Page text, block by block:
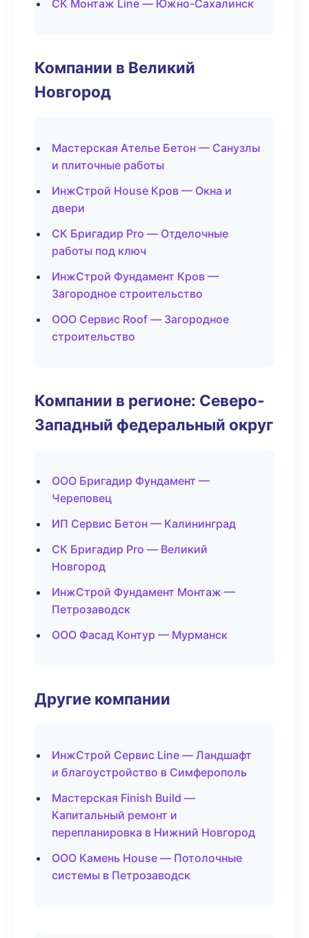
СК Монтаж Line — Южно-Сахалинск
Компании в Великий
Новгород
Мастерская Ателье Бетон — Санузлы
и плиточные работы
ИнжСтрой House Кров — Окна и
двери
СК Бригадир Pro — Отделочные
работы под ключ
ИнжСтрой Фундамент Кров —
Загородное строительство
ООО Сервис Roof — Загородное
строительство
Компании в регионе: Северо-
Западный федеральный округ
ООО Бригадир Фундамент —
Череповец
ИП Сервис Бетон — Калининград
СК Бригадир Pro — Великий
Новгород
ИнжСтрой Фундамент Монтаж —
Петрозаводск
ООО Фасад Контур — Мурманск
Другие компании
ИнжСтрой Сервис Line — Ландшафт
и благоустройство в Симферополь
Мастерская Finish Build —
Капитальный ремонт и
перепланировка в Нижний Новгород
ООО Камень House — Потолочные
системы в Петрозаводск